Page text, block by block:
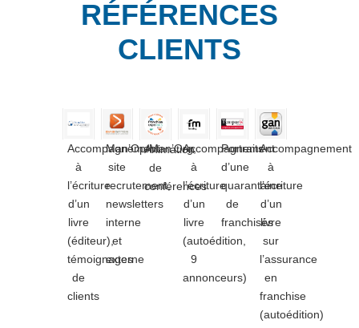
RÉFÉRENCES
CLIENTS
Accompagnement
à
l’écriture
d’un
livre
(éditeur),
témoignages
de
clients
Man’Op/Man’Org,
site
recrutement,
newsletters
interne
et
externe
Animation
de
conférences
Accompagnement
à
l’écriture
d’un
livre
(autoédition,
9
annonceurs)
Portraits
d’une
quarantaine
de
franchisés
Accompagnement
à
l’écriture
d’un
livre
sur
l’assurance
en
franchise
(autoédition)